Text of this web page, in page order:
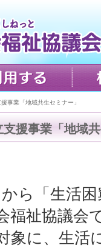
「地域共生セミナー」
援事業「地域
ら「生活
福祉協議会
象に、生活